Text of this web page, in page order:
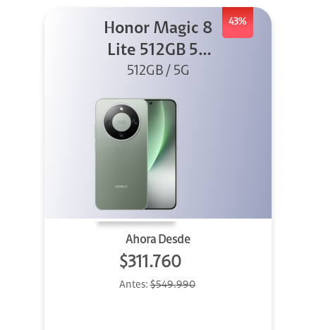
43%
Honor Magic 8
Lite 512GB 5G
Verde
512GB / 5G
Ahora Desde
$311.760
Antes:$549.990